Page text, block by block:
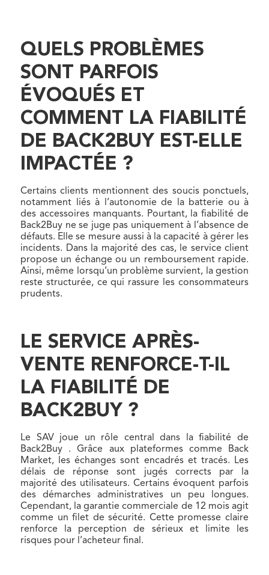
QUELS PROBLÈMES
SONT PARFOIS
ÉVOQUÉS ET
COMMENT LA FIABILITÉ
DE BACK2BUY EST-ELLE
IMPACTÉE ?
Certains clients mentionnent des soucis ponctuels,
notamment liés à l’autonomie de la batterie ou à
des accessoires manquants. Pourtant, la fiabilité de
Back2Buy ne se juge pas uniquement à l’absence de
défauts. Elle se mesure aussi à la capacité à gérer les
incidents. Dans la majorité des cas, le service client
propose un échange ou un remboursement rapide.
Ainsi, même lorsqu’un problème survient, la gestion
reste structurée, ce qui rassure les consommateurs
prudents.
LE SERVICE APRÈS-
VENTE RENFORCE-T-IL
LA FIABILITÉ DE
BACK2BUY ?
Le SAV joue un rôle central dans la fiabilité de
Back2Buy . Grâce aux plateformes comme Back
Market, les échanges sont encadrés et tracés. Les
délais de réponse sont jugés corrects par la
majorité des utilisateurs. Certains évoquent parfois
des démarches administratives un peu longues.
Cependant, la garantie commerciale de 12 mois agit
comme un filet de sécurité. Cette promesse claire
renforce la perception de sérieux et limite les
risques pour l’acheteur final.